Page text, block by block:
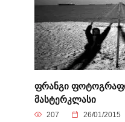
ფრანგი
მასტერკლასი
207 26/01/2015